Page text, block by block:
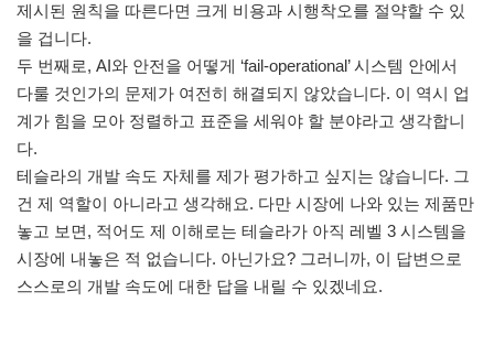
제시된 원칙을 따른다면 크게 비용과 시행착오를 절약할 수 있
을 겁니다.
두 번째로, AI와 안전을 어떻게 ‘fail-operational’ 시스템 안에서
다룰 것인가의 문제가 여전히 해결되지 않았습니다. 이 역시 업
계가 힘을 모아 정렬하고 표준을 세워야 할 분야라고 생각합니
다.
테슬라의 개발 속도 자체를 제가 평가하고 싶지는 않습니다. 그
건 제 역할이 아니라고 생각해요. 다만 시장에 나와 있는 제품만
놓고 보면, 적어도 제 이해로는 테슬라가 아직 레벨 3 시스템을
시장에 내놓은 적 없습니다. 아닌가요? 그러니까, 이 답변으로
스스로의 개발 속도에 대한 답을 내릴 수 있겠네요.